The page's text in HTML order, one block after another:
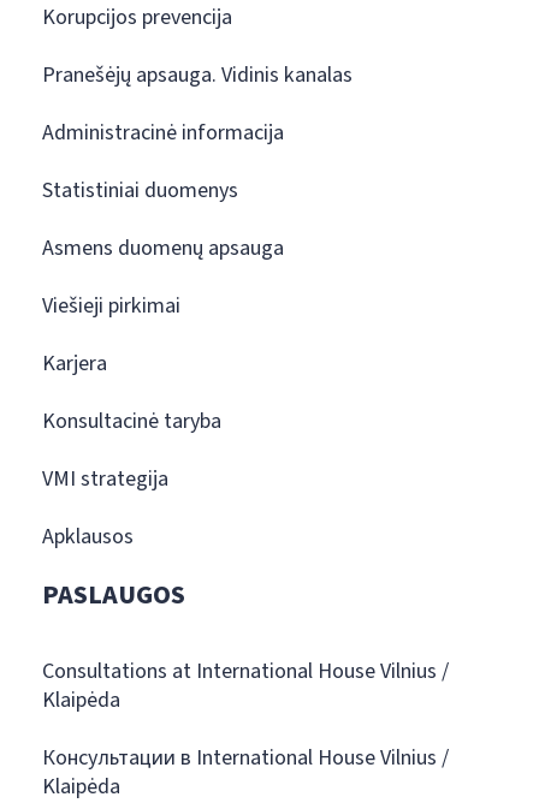
Korupcijos prevencija
Pranešėjų apsauga. Vidinis kanalas
Administracinė informacija
Statistiniai duomenys
Asmens duomenų apsauga
Viešieji pirkimai
Karjera
Konsultacinė taryba
VMI strategija
Apklausos
PASLAUGOS
Consultations at International House Vilnius /
Klaipėda
Консультации в International House Vilnius /
Klaipėda